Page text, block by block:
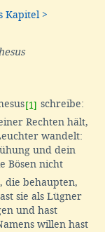
Kapitel >
[1] schreibe:
Rechten hält,
wandelt:
und dein
Bösen nicht
die behaupten,
sie als Lügner
und hast
willen hast